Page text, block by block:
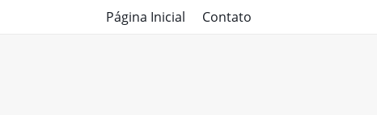
Página Inicial Contato